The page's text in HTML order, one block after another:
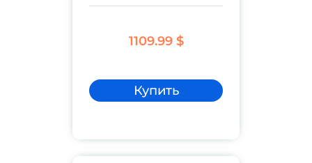
1109.99 $
Купить